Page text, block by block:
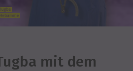
mit dem